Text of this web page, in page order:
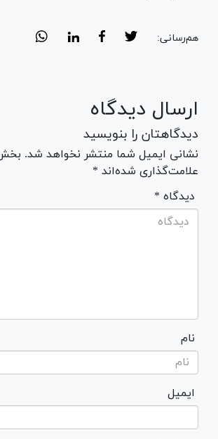
هم‌رسانی:
ارسال دیدگاه
دیدگاهتان را بنویسید
نشانی ایمیل شما منتشر نخواهد شد.
علامت‌گذاری شده‌اند *
* دیدگاه
نام
ایمیل